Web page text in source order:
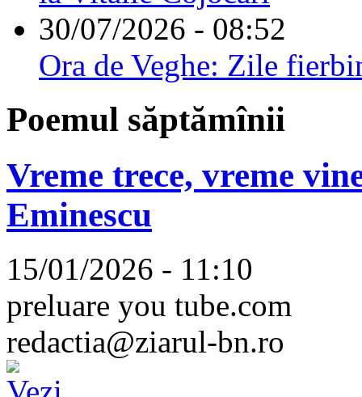
30/07/2026 - 08:52
Ora de Veghe: Zile
Poemul săptămînii
Vreme trece, vreme
Eminescu
15/01/2026 - 11:10
preluare you tube.com
redactia@ziarul-bn.ro